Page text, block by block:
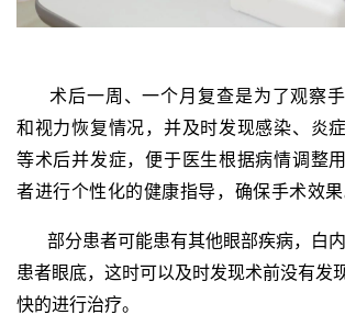
术后一周、一个月复查是为了观察
和视力恢复情况，并及时发现感染、炎
等术后并发症，便于医生根据病情调整
者进行个性化的健康指导，确保手术效果
部分患者可能患有其他眼部疾病，白
患者眼底，这时可以及时发现术前没有发
快的进行治疗。